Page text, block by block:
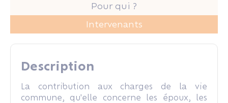
Pour qui ?
Intervenants
Description
La contribution aux charges de la vie
commune, qu'elle concerne les époux, les